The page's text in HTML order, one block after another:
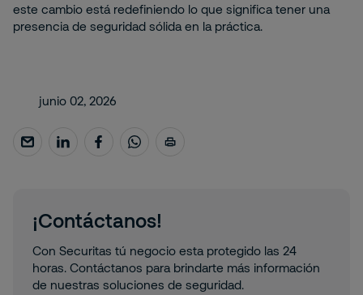
este cambio está redefiniendo lo que significa tener una
presencia de seguridad sólida en la práctica.
junio 02, 2026
¡Contáctanos!
Con Securitas tú negocio esta protegido las 24
horas. Contáctanos para brindarte más información
de nuestras soluciones de seguridad.